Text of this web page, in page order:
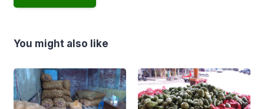
You might also like